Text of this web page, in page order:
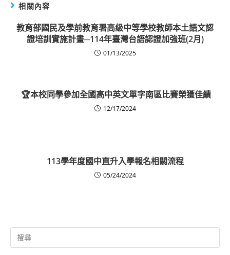
相關內容
教育部國民及學前教育署高級中等學校教師本土語文認
證培訓實施計畫─114年臺灣台語認證加強班(2月)
01/13/2025
🏆本校同學參加全國高中英文單字南區比賽榮獲佳績
12/17/2024
113學年度國中直升入學報名相關流程
05/24/2024
Search
for: